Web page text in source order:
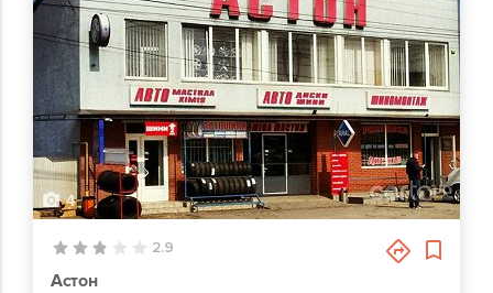
4
2.9
Астон